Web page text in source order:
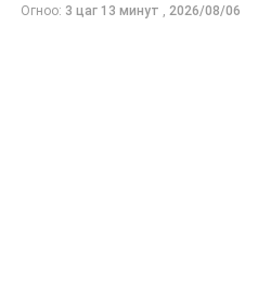
ДАРААХ МЭДЭЭ
Огноо: 3 цаг 13 минут , 2026/08/06